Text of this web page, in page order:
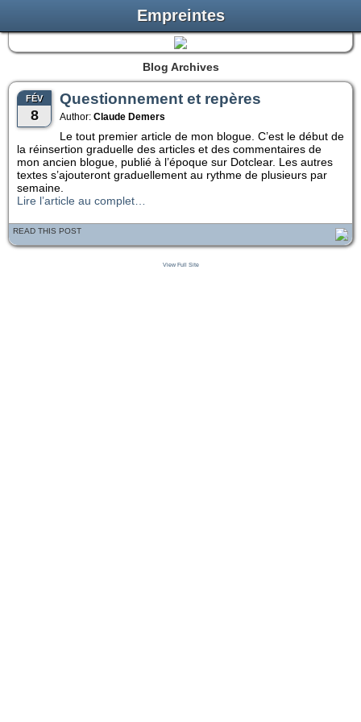
Empreintes
Blog Archives
FÉV
8
Questionnement et repères
Author: Claude Demers
Le tout premier article de mon blogue. C’est le début de
la réinsertion graduelle des articles et des commentaires de
mon ancien blogue, publié à l’époque sur Dotclear. Les autres
textes s’ajouteront graduellement au rythme de plusieurs par
semaine.
Lire l’article au complet…
READ THIS POST
View Full Site